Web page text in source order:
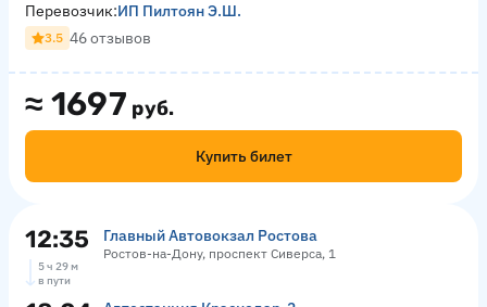
≈ 1697 руб.
Купить билет
Перевозчик:ИП Пилтоян Э.Ш.
3.5 46 отзывов
12:35 Главный Автовокзал Ростова
Ростов-на-Дону, проспект Сиверса, 1
5 ч 29 м
в пути